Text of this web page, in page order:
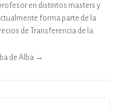
en distintos masters y
forma parte de la
de Transferencia de la
de Alba →